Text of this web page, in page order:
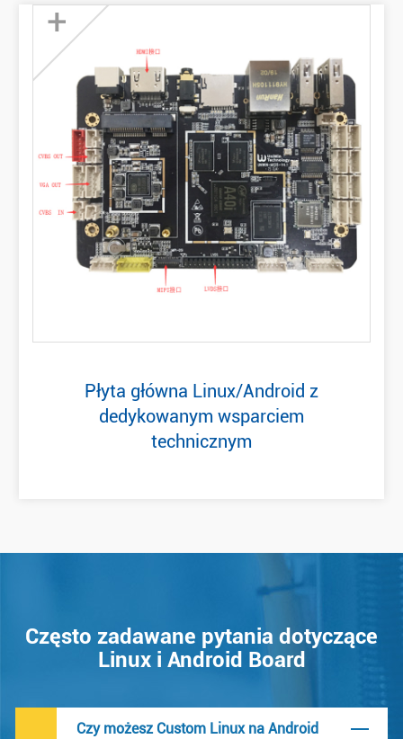
+
Płyta główna Linux/Android z
dedykowanym wsparciem
technicznym
Często zadawane pytania dotyczące
Linux i Android Board
Czy możesz Custom Linux na Android